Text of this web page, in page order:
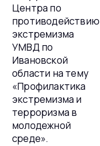
Центра по
противодействию
экстремизма
УМВД по
Ивановской
области на тему
«Профилактика
экстремизма и
терроризма в
молодежной
среде».